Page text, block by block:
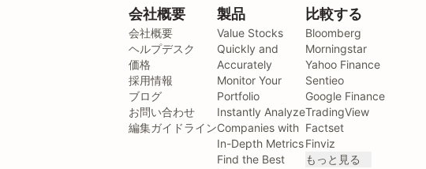
会社概要
会社概要
ヘルプデスク
価格
採用情報
ブログ
お問い合わせ
編集ガイドライン
製品
Value Stocks
Quickly and
Accurately
Monitor Your
Portfolio
Instantly Analyze
Companies with
In-Depth Metrics
Find the Best
比較する
Bloomberg
Morningstar
Yahoo Finance
Sentieo
Google Finance
TradingView
Factset
Finviz
もっと見る